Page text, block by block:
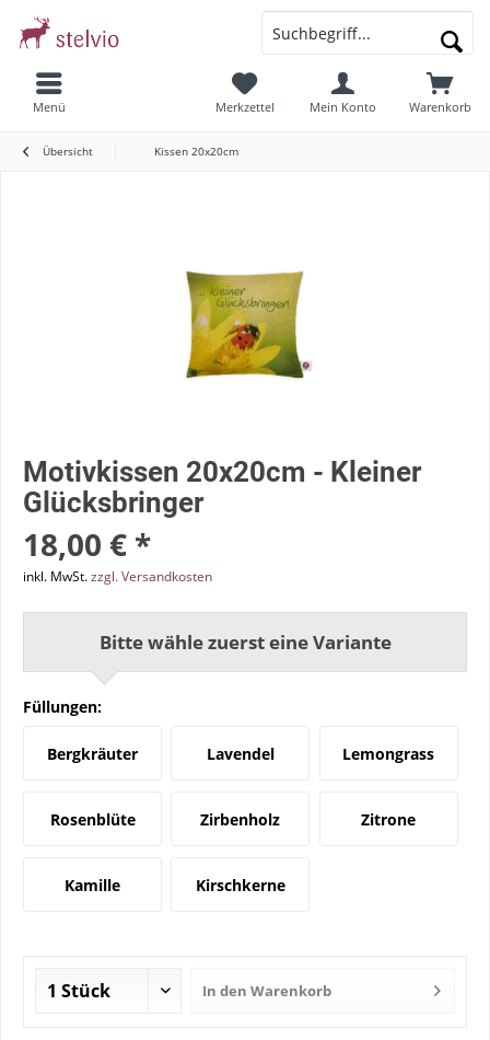
Menü Warenkorb
Merkzettel Mein Konto
Übersicht Kissen 20x20cm
Motivkissen 20x20cm - Kleiner
Glücksbringer
18,00 € *
inkl. MwSt.zzgl. Versandkosten
Bitte wähle zuerst eine Variante
Füllungen:
Bergkräuter Lavendel Lemongrass
Rosenblüte Zirbenholz Zitrone
Kamille Kirschkerne
In den Warenkorb